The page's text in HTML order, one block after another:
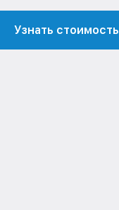
Узнать стоимость